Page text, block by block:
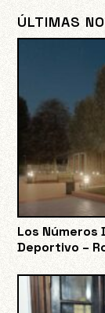
ÚLTIMAS
Los Números
Deportivo –